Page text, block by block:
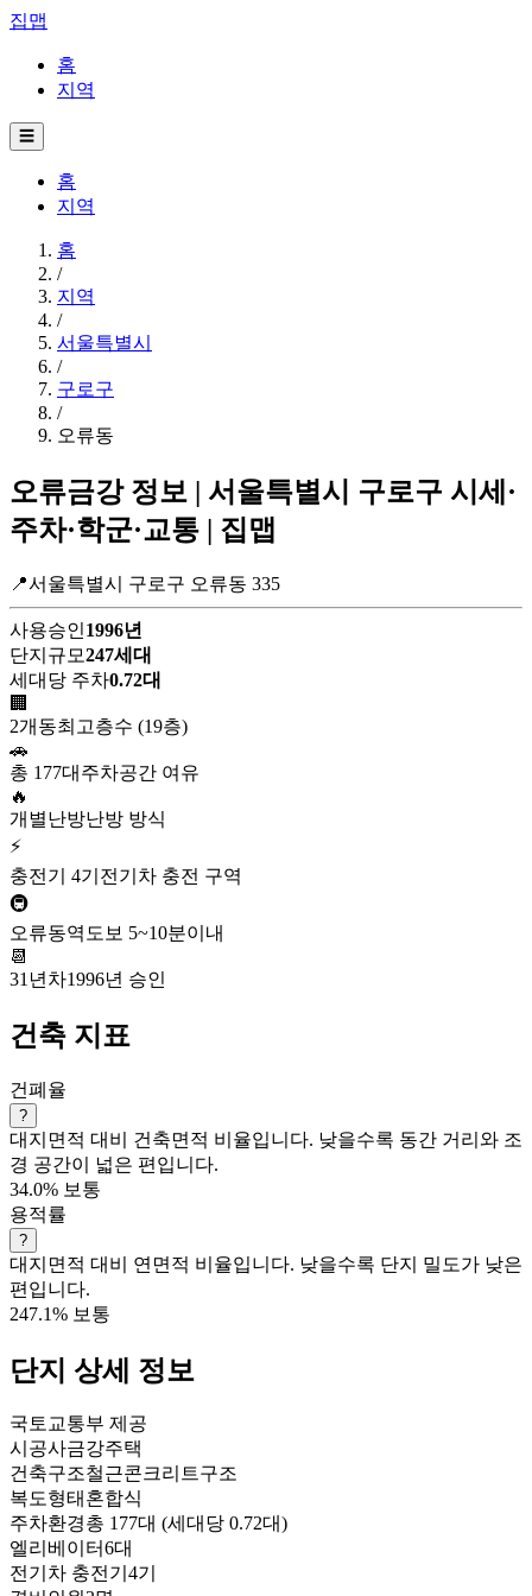
집맵
홈
지역
☰
홈
지역
홈
/
지역
/
서울특별시
/
구로구
/
오류동
오류금강 정보 | 서울특별시 구로구 시세·
주차·학군·교통 | 집맵
📍서울특별시 구로구 오류동 335
사용승인1996년
단지규모247세대
세대당 주차0.72대
🏢
2개동최고층수 (19층)
🚗
총 177대 주차공간 여유
🔥
개별난방난방 방식
⚡
충전기 4기 전기차 충전 구역
🚇
오류동역 도보 5~10분이내
📆
31년차1996년 승인
건축 지표
건폐율
?
대지면적 대비 건축면적 비율입니다. 낮을수록 동간 거리와 조
경 공간이 넓은 편입니다.
34.0% 보통
용적률
?
대지면적 대비 연면적 비율입니다. 낮을수록 단지 밀도가 낮은
편입니다.
247.1% 보통
단지 상세 정보
국토교통부 제공
시공사금강주택
건축구조철근콘크리트구조
복도형태 혼합식
주차환경총 177대 (세대당 0.72대)
엘리베이터6대
전기차 충전기 4기